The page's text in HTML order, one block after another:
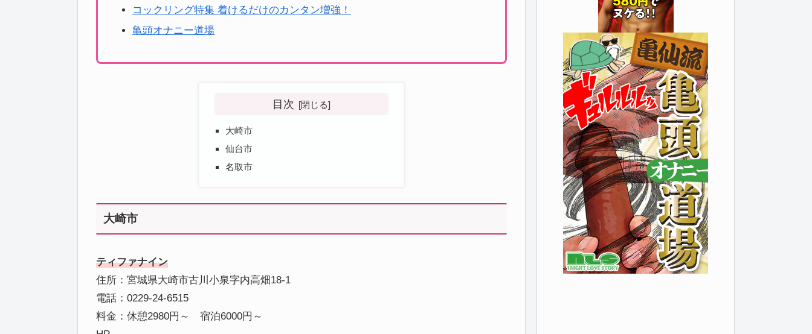
コックリング特集 着けるだけのカンタン増強！
亀頭オナニー道場
目次
大崎市
仙台市
名取市
大崎市
ティファナイン
住所：宮城県大崎市古川小泉字内高畑18-1
電話：0229-24-6515
料金：休憩2980円～ 宿泊6000円～